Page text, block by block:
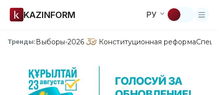
KAZINFORM РУ
Тренды:Выборы-2026 Конституционная реформа